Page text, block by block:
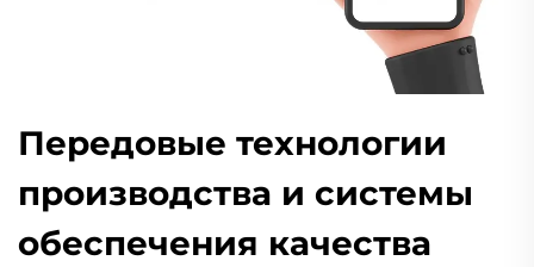
Передовые технологии
производства и системы
обеспечения качества